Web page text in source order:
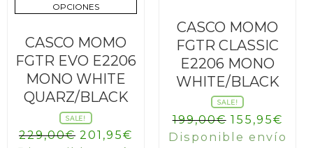
OPCIONES
CASCO MOMO
FGTR EVO E2206
MONO WHITE
QUARZ/BLACK
SALE!
229,00€ El
201,95€
CASCO MOMO
FGTR CLASSIC
E2206 MONO
WHITE/BLACK
SALE!
199,00€ El
precio
155,95€
Disponible envío